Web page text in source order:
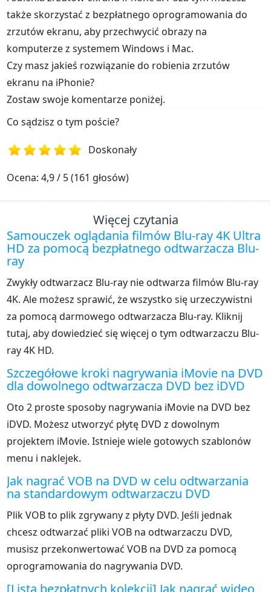
także skorzystać z bezpłatnego oprogramowania do
zrzutów ekranu, aby przechwycić obrazy na
komputerze z systemem Windows i Mac.
Czy masz jakieś rozwiązanie do robienia zrzutów
ekranu na iPhonie?
Zostaw swoje komentarze poniżej.
Co sądzisz o tym poście?
1 4 5
Doskonały
Ocena: 4,9 / 5 (161 głosów)
Więcej czytania
Samouczek oglądania filmów Blu-ray 4K Ultra
HD za pomocą bezpłatnego odtwarzacza Blu-
ray
Zwykły odtwarzacz Blu-ray nie odtwarza filmów Blu-ray
4K. Ale możesz sprawić, że wszystko się urzeczywistni
za pomocą darmowego odtwarzacza Blu-ray. Kliknij
tutaj, aby dowiedzieć się więcej o tym odtwarzaczu Blu-
ray 4K HD.
Szczegółowe kroki nagrywania iMovie na DVD
dla dowolnego odtwarzacza DVD bez iDVD
Oto 2 proste sposoby nagrywania iMovie na DVD bez
iDVD. Możesz utworzyć płytę DVD z dowolnym
projektem iMovie. Istnieje wiele gotowych szablonów
menu i naklejek.
Jak nagrać VOB na DVD w celu odtwarzania
na standardowym odtwarzaczu DVD
Plik VOB to plik zgrywany z płyty DVD. Jeśli jednak
chcesz odtwarzać pliki VOB na odtwarzaczu DVD,
musisz przekonwertować VOB na DVD za pomocą
oprogramowania do nagrywania DVD.
[Lista bezpłatnych kolekcji] Jak nagrać wideo